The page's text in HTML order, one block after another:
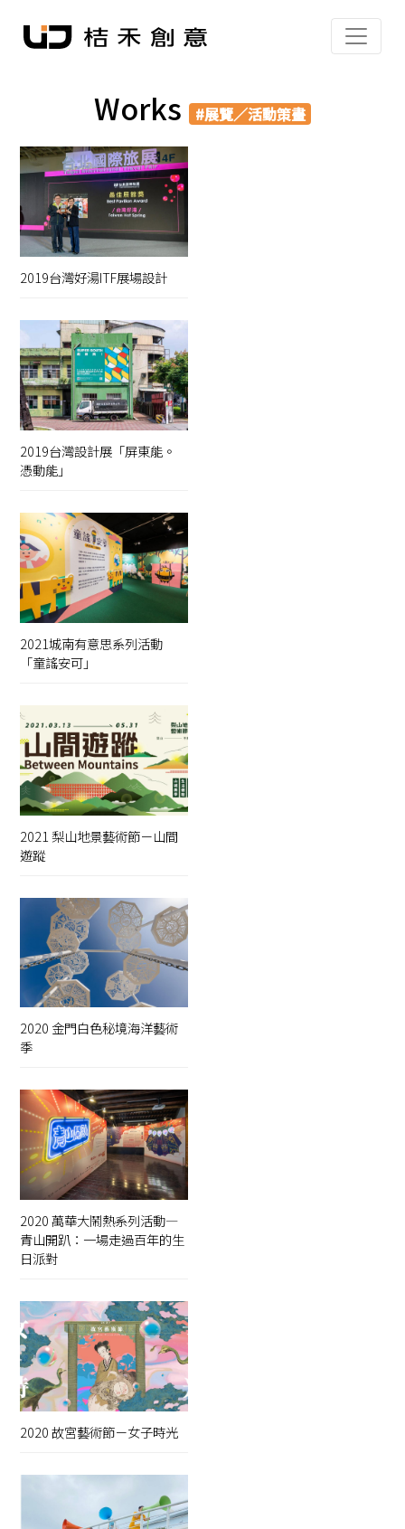
Works #展覽／活動策畫
2019台灣好湯ITF展場設計
2019台灣設計展「屏東能。
憑動能」
2021城南有意思系列活動
「童謠安可」
2021 梨山地景藝術節－山間
遊蹤
2020 金門白色秘境海洋藝術
季
2020 萬華大鬧熱系列活動—
青山開趴：一場走過百年的生
日派對
2020 故宮藝術節－女子時光